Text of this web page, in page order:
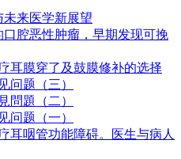
来医学新展望
腔恶性肿瘤，早期发现可挽
膜穿了及鼓膜修补的选择
问题（三）
問題（二）
问题（一）
耳咽管功能障碍。医生与病人